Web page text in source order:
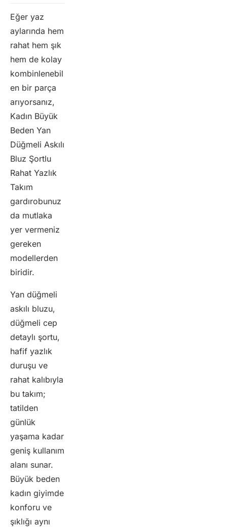
Eğer yaz
aylarında hem
rahat hem şık
hem de kolay
kombinlenebil
en bir parça
arıyorsanız,
Kadın Büyük
Beden Yan
Düğmeli Askılı
Bluz Şortlu
Rahat Yazlık
Takım
gardırobunuz
da mutlaka
yer vermeniz
gereken
modellerden
biridir.
Yan düğmeli
askılı bluzu,
düğmeli cep
detaylı şortu,
hafif yazlık
duruşu ve
rahat kalıbıyla
bu takım;
tatilden
günlük
yaşama kadar
geniş kullanım
alanı sunar.
Büyük beden
kadın giyimde
konforu ve
şıklığı aynı